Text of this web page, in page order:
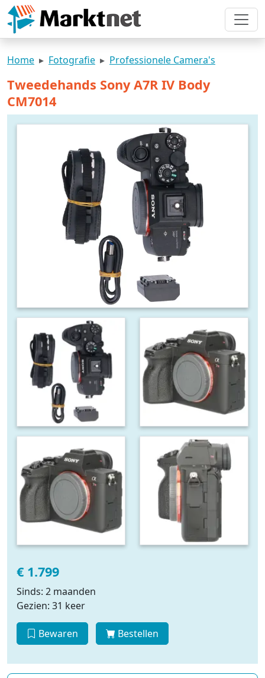
Home Fotografie Professionele Camera's
Tweedehands Sony A7R IV Body
CM7014
€ 1.799
Sinds: 2 maanden
Gezien: 31 keer
Bewaren Bestellen